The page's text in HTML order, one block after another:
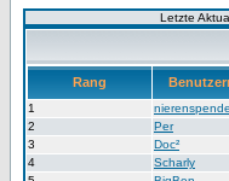
Letzte
Rang
1
2
Per
3
Doc²
4
Scharly